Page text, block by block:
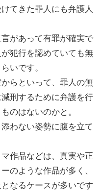
てきた罪人にも弁護人
があって有罪が確実で
犯行を認めていても無
いです。
らといって、罪人の無
刑するために弁護を行
のはないのかと。
わない姿勢に腹を立て
作品などは、真実や正
のような作品が多く、
なるケースが多いです